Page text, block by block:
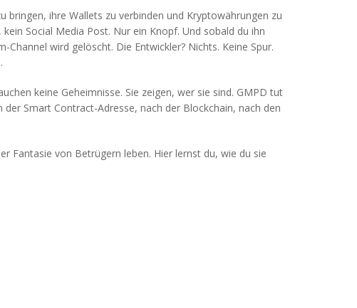
ihre Wallets zu verbinden und Kryptowährungen zu
Social Media Post. Nur ein Knopf. Und sobald du ihn
wird gelöscht. Die Entwickler? Nichts. Keine Spur.
keine Geheimnisse. Sie zeigen, wer sie sind. GMPD tut
Smart Contract-Adresse, nach der Blockchain, nach den
Fantasie von Betrügern leben. Hier lernst du, wie du sie